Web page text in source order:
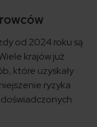
od 2024 roku są
krajów już
które uzyskały
ryzyka